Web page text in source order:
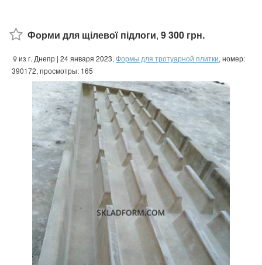
Форми для щілевої підлоги, 9 300 грн.
из г. Днепр | 24 января 2023, Формы для тротуарной плитки, номер:
390172, просмотры: 165